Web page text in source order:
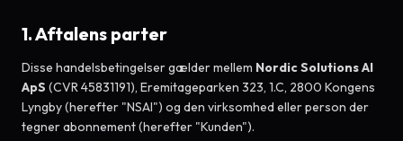
1. Aftalens parter
Disse handelsbetingelser gælder mellem Nordic Solutions AI
ApS (CVR 45831191), Eremitageparken 323, 1.C, 2800 Kongens
Lyngby (herefter "NSAI") og den virksomhed eller person der
tegner abonnement (herefter "Kunden").